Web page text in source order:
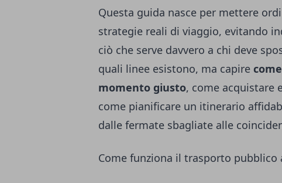
Questa guida nasce per mettere
strategie reali di viaggio, evitando
ciò che serve davvero a chi deve
quali linee esistono, ma capire
momento giusto, come acquistare
come pianificare un itinerario
dalle fermate sbagliate alle
Come funziona il trasporto pubblico